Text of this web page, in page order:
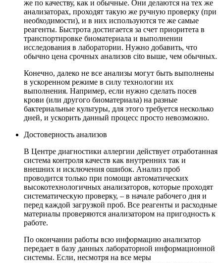
же по качеству, как и обычные. Они делаются на тех же
анализаторах, проходят такую же ручную проверку (при
необходимости), и в них используются те же самые
реагенты. Быстрота достигается за счет приоритета в
транспортировке биоматериала и выполнении
исследования в лаборатории. Нужно добавить, что
обычно цена срочных анализов cito выше, чем обычных.
Конечно, далеко не все анализы могут быть выполнены
в ускоренном режиме в силу технологии их
выполнения. Например, если нужно сделать посев
крови (или другого биоматериала) на разные
бактериальные культуры, для этого требуется несколько
дней, и ускорить данный процесс просто невозможно.
Достоверность анализов
В Центре диагностики аллергии действует отработанная
система контроля качеств как внутренних так и
внешних и исключения ошибок. Анализ проб
проводится только при помощи автоматических
высокотехнологичных анализаторов, которые проходят
систематическую проверку, – в начале рабочего дня и
перед каждой загрузкой проб. Все реагенты и расходные
материалы проверяются анализатором на пригодность к
работе.
По окончании работы всю информацию анализатор
передает в базу данных лабораторной информационной
системы. Если, несмотря на все меры